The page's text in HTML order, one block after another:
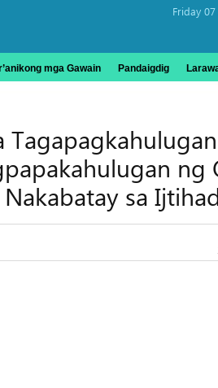
Friday 07
mga Gawain Pandaigdig
ng
sa